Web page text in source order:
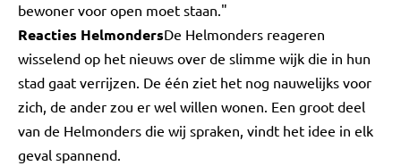
bewoner voor open moet staan."
Reacties HelmondersDe Helmonders reageren
wisselend op het nieuws over de slimme wijk die in hun
stad gaat verrijzen. De één ziet het nog nauwelijks voor
zich, de ander zou er wel willen wonen. Een groot deel
van de Helmonders die wij spraken, vindt het idee in elk
geval spannend.